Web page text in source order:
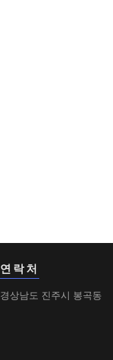
연락처
경상남도 진주시 봉곡동